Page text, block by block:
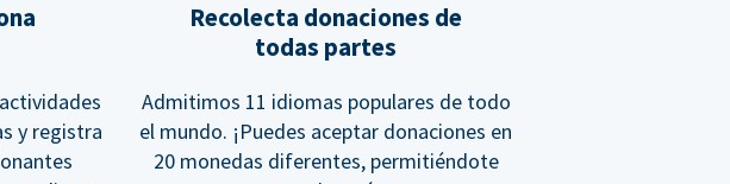
y registra
Recolecta donaciones de
todas partes
Admitimos 11 idiomas populares de todo
el mundo. ¡Puedes aceptar donaciones en
20 monedas diferentes, permitiéndote